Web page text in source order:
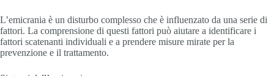
L’emicrania è un disturbo complesso che è influenzato da una serie di
fattori. La comprensione di questi fattori può aiutare a identificare i
fattori scatenanti individuali e a prendere misure mirate per la
prevenzione e il trattamento.